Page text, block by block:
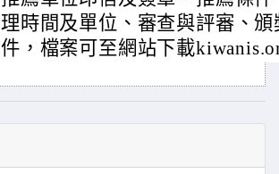
理時間及單位、審查與評審、
件，檔案可至網站下載